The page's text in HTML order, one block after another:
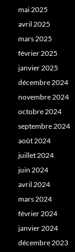
mai 2025
avril 2025
mars 2025
février 2025
janvier 2025
décembre 2024
novembre 2024
octobre 2024
septembre 2024
août 2024
juillet 2024
juin 2024
avril 2024
mars 2024
février 2024
janvier 2024
décembre 2023